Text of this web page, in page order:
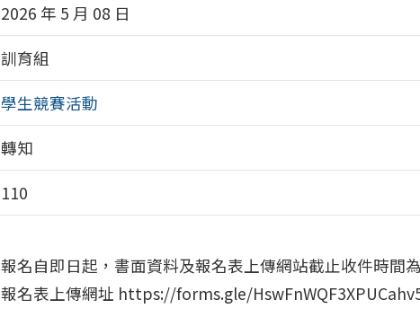
2026 年 5 月 08 日
訓育組
學生競賽活動
轉知
110
報名自即日起，書面資料及報名表上傳網站截止收件時間
報名表上傳網址 https://forms.gle/